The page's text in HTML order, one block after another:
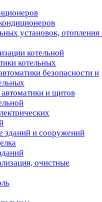
установок, отопления
котельной
котельных
безопасности и
и щитов
зданий и сооружений
очистные